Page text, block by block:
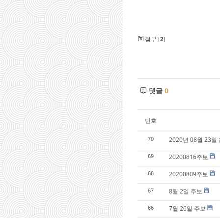
첨부 [2]
댓글 0
번호
70 2020년 08월 23일
69 20200816주보
68 20200809주보
67 8월 2일 주보
66 7월 26일 주보